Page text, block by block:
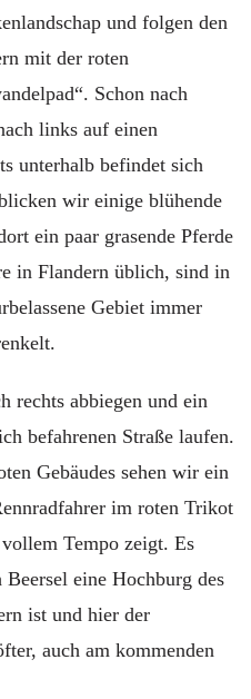
und folgen den
mit der roten
Schon nach
links auf einen
unterhalb befindet sich
wir einige blühende
ein paar grasende Pferde
in Flandern üblich, sind in
Gebiet immer
rechts abbiegen und ein
befahrenen Straße laufen.
Gebäudes sehen wir ein
im roten Trikot
Tempo zeigt. Es
Beersel eine Hochburg des
ist und hier der
auch am kommenden